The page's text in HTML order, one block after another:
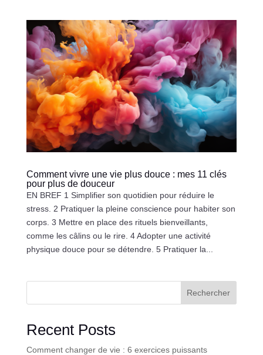
Comment vivre une vie plus douce : mes 11 clés
pour plus de douceur
EN BREF 1 Simplifier son quotidien pour réduire le
stress. 2 Pratiquer la pleine conscience pour habiter son
corps. 3 Mettre en place des rituels bienveillants,
comme les câlins ou le rire. 4 Adopter une activité
physique douce pour se détendre. 5 Pratiquer la...
Rechercher
Recent Posts
Comment changer de vie : 6 exercices puissants